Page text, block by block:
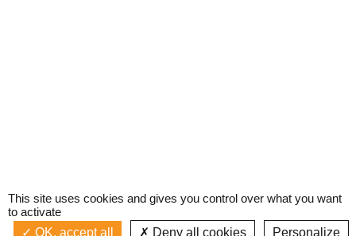
This site uses cookies and gives you control over what you want
to activate
OK, accept all
Deny all cookies
Personalize